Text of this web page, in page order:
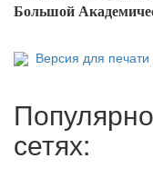
Большой
Версия для печати
сетях: